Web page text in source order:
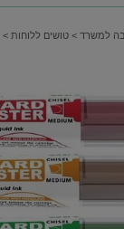
למשרד > טושים ללוחות >